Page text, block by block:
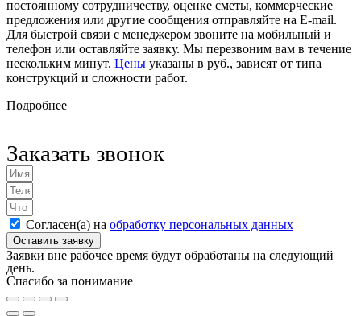
постоянному сотрудничеству, оценке сметы, коммерческие
предложения или другие сообщения отправляйте на E-mail.
Для быстрой связи с менеджером звоните на мобильный и
телефон или оставляйте заявку. Мы перезвоним вам в течение
нескольким минут. Цены указаны в руб., зависят от типа
конструкций и сложности работ.
Подробнее
Заказать звонок
Согласен(а) на обработку персональных данных
Оставить заявку
Заявки вне рабочее время будут обработаны на следующий
день.
Спасибо за понимание